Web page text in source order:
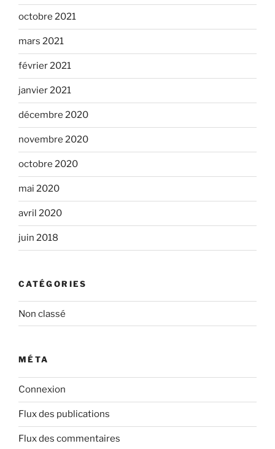
octobre 2021
mars 2021
février 2021
janvier 2021
décembre 2020
novembre 2020
octobre 2020
mai 2020
avril 2020
juin 2018
CATÉGORIES
Non classé
MÉTA
Connexion
Flux des publications
Flux des commentaires